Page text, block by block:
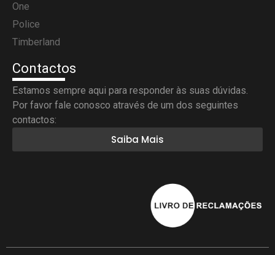
One
Police
Timberland
Contactos
Estamos sempre aqui para responder às suas dúvidas.
Por favor fale conosco através de um dos seguintes
contactos:
Saiba Mais